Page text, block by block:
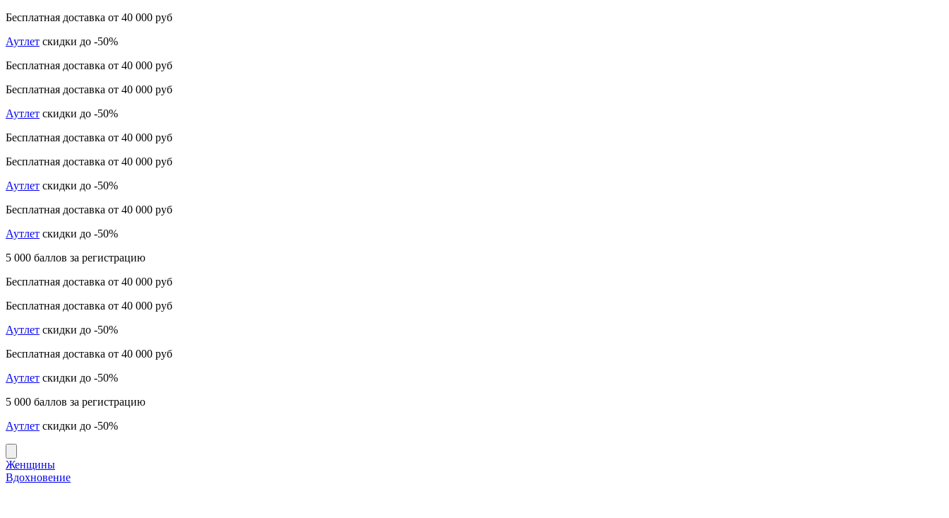
Бесплатная доставка от 40 000 руб
Аутлет скидки до -50%
Бесплатная доставка от 40 000 руб
Бесплатная доставка от 40 000 руб
Аутлет скидки до -50%
Бесплатная доставка от 40 000 руб
Бесплатная доставка от 40 000 руб
Аутлет скидки до -50%
Бесплатная доставка от 40 000 руб
Аутлет скидки до -50%
5 000 баллов за регистрацию
Бесплатная доставка от 40 000 руб
Бесплатная доставка от 40 000 руб
Аутлет скидки до -50%
Бесплатная доставка от 40 000 руб
Аутлет скидки до -50%
5 000 баллов за регистрацию
Аутлет скидки до -50%
Женщины
Вдохновение